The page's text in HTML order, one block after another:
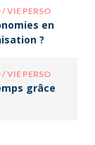
VIE PERSO
en
?
VIE PERSO
grâce